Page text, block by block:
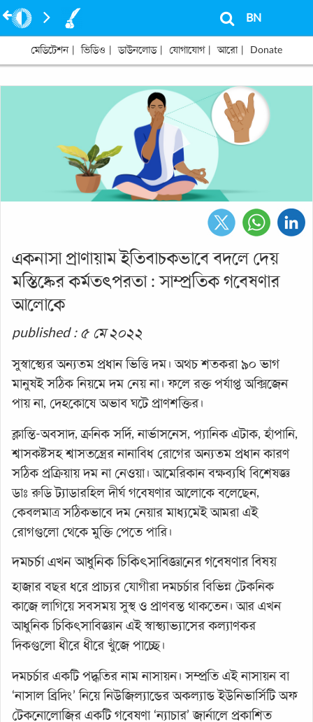
BN
মেডিটেশন ভিডিও ডাউনলোড যোগাযোগ আরো Donate
একনাসা প্রাণায়াম ইতিবাচকভাবে বদলে দেয়
মস্তিষ্কের কর্মতৎপরতা : সাম্প্রতিক গবেষণার
আলোকে
published : ৫ মে ২০২২
সুস্বাস্থ্যের অন্যতম প্রধান ভিত্তি দম। অথচ শতকরা ৯০ ভাগ
মানুষই সঠিক নিয়মে দম নেয় না। ফলে রক্ত পর্যাপ্ত অক্সিজেন
পায় না, দেহকোষে অভাব ঘটে প্রাণশক্তির।
ক্লান্তি-অবসাদ, ক্রনিক সর্দি, নার্ভাসনেস, প্যানিক এটাক, হাঁপানি,
শ্বাসকষ্টসহ শ্বাসতন্ত্রের নানাবিধ রোগের অন্যতম প্রধান কারণ
সঠিক প্রক্রিয়ায় দম না নেওয়া। আমেরিকান বক্ষব্যধি বিশেষজ্ঞ
ডাঃ রুডি ট্যাডারহিল দীর্ঘ গবেষণার আলোকে বলেছেন,
কেবলমাত্র সঠিকভাবে দম নেয়ার মাধ্যমেই আমরা এই
রোগগুলো থেকে মুক্তি পেতে পারি।
দমচর্চা এখন আধুনিক চিকিৎসাবিজ্ঞানের গবেষণার বিষয়
হাজার বছর ধরে প্রাচ্যর যোগীরা দমচর্চার বিভিন্ন টেকনিক
কাজে লাগিয়ে সবসময় সুস্থ ও প্রাণবন্ত থাকতেন। আর এখন
আধুনিক চিকিৎসাবিজ্ঞান এই স্বাস্থ্যাভ্যাসের কল্যাণকর
দিকগুলো ধীরে ধীরে খুঁজে পাচ্ছে।
দমচর্চার একটি পদ্ধতির নাম নাসায়ন। সম্প্রতি এই নাসায়ন বা
‘নাসাল ব্রিদিং’ নিয়ে নিউজিল্যান্ডের অকল্যান্ড ইউনিভার্সিটি অফ
টেকনোলোজির একটি গবেষণা ‘ন্যাচার’ জার্নালে প্রকাশিত